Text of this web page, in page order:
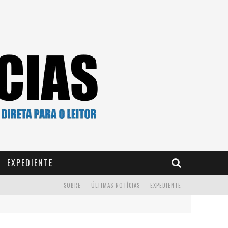
EXPEDIENTE
EXPEDIENTE
ÚLTIMAS NOTÍCIAS
SOBRE